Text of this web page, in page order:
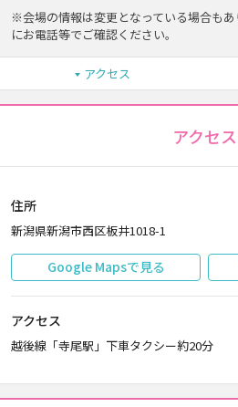
※会場の情報は変更となっている場合も
にお電話等でご確認ください。
アクセス
アクセス
住所
新潟県新潟市西区板井1018-1
Google Mapsで見る
アクセス
越後線「寺尾駅」下車タクシー約20分